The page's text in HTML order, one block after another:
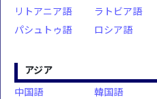
リトアニア語
ラトビア語
パシュトゥ語
ロシア語
アジア
中国語
韓国語